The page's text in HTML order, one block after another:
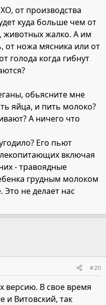
от производства
куда больше чем от
животных жалко. А им
от ножа мясника или от
голода когда гибнут
обьясните мне
яйца, и пить молоко?
А ничего что
Его пьют
включая
- травоядные
грудным молоком
Это не делает нас
#20
версию. В свое время
и Витовский, так